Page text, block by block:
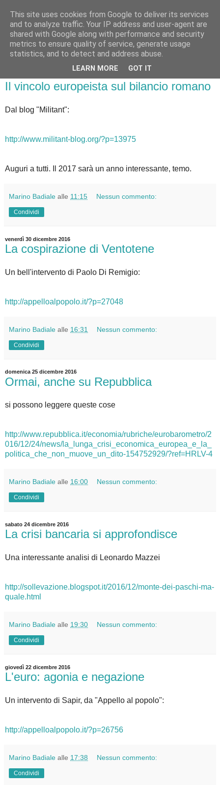
Badiale & Tringali
Il vincolo europeista sul bilancio romano
Dal blog "Militant":
http://www.militant-blog.org/?p=13975
Auguri a tutti. Il 2017 sarà un anno interessante, temo.
Marino Badiale alle 11:15 Nessun commento:
Condividi
venerdì 30 dicembre 2016
La cospirazione di Ventotene
Un bell'intervento di Paolo Di Remigio:
http://appelloalpopolo.it/?p=27048
Marino Badiale alle 16:31 Nessun commento:
Condividi
domenica 25 dicembre 2016
Ormai, anche su Repubblica
si possono leggere queste cose
http://www.repubblica.it/economia/rubriche/eurobarometro/2
016/12/24/news/la_lunga_crisi_economica_europea_e_la_
politica_che_non_muove_un_dito-154752929/?ref=HRLV-4
Marino Badiale alle 16:00 Nessun commento:
Condividi
sabato 24 dicembre 2016
La crisi bancaria si approfondisce
Una interessante analisi di Leonardo Mazzei
http://sollevazione.blogspot.it/2016/12/monte-dei-paschi-ma-
quale.html
Marino Badiale alle 19:30 Nessun commento:
Condividi
giovedì 22 dicembre 2016
L'euro: agonia e negazione
Un intervento di Sapir, da "Appello al popolo":
http://appelloalpopolo.it/?p=26756
Marino Badiale alle 17:38 Nessun commento:
Condividi
This site uses cookies from Google to deliver its services
and to analyze traffic. Your IP address and user-agent are
shared with Google along with performance and security
metrics to ensure quality of service, generate usage
statistics, and to detect and address abuse.
LEARN MORE GOT IT